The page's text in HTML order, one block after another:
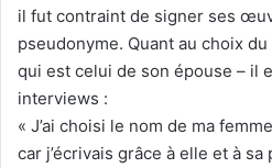
il fut contraint de signer ses
pseudonyme. Quant au choix
qui est celui de son épouse – il
interviews :
« J’ai choisi le nom de ma
car j’écrivais grâce à elle et à